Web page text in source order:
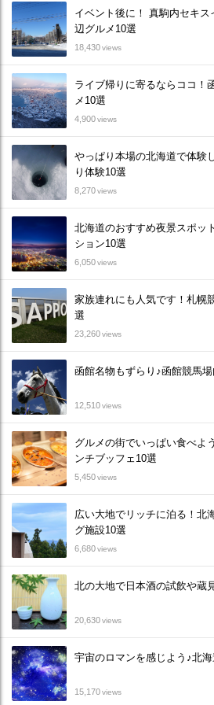
イベント後に！ 真駒内セキ
辺グルメ10選
18,430views
ライブ帰りに寄るならココ！
メ10選
4,900views
やっぱり本場の北海道で体験
り体験10選
8,270views
北海道のおすすめ夜景スポッ
ション10選
6,050views
家族連れにも人気です！札幌
選
23,260views
函館名物もずらり♪函館競馬
12,510views
グルメの街でいっぱい食べよ
ンチブッフェ10選
5,450views
広い大地でリッチに泊る！北
グ施設10選
6,680views
北の大地で日本酒の試飲や蔵
20,630views
宇宙のロマンを感じよう♪北
15,170views